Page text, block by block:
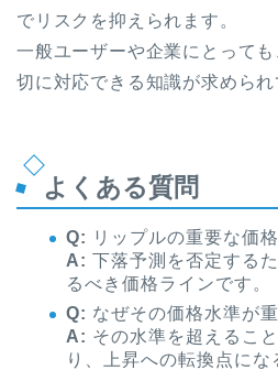
でリスクを抑えられます。
一般ユーザーや企業にとって
切に対応できる知識が求められ
よくある質問
Q: リップルの重要な価
A: 下落予測を否定する
るべき価格ラインです。
Q: なぜその価格水準が
A: その水準を超えるこ
り、上昇への転換点に